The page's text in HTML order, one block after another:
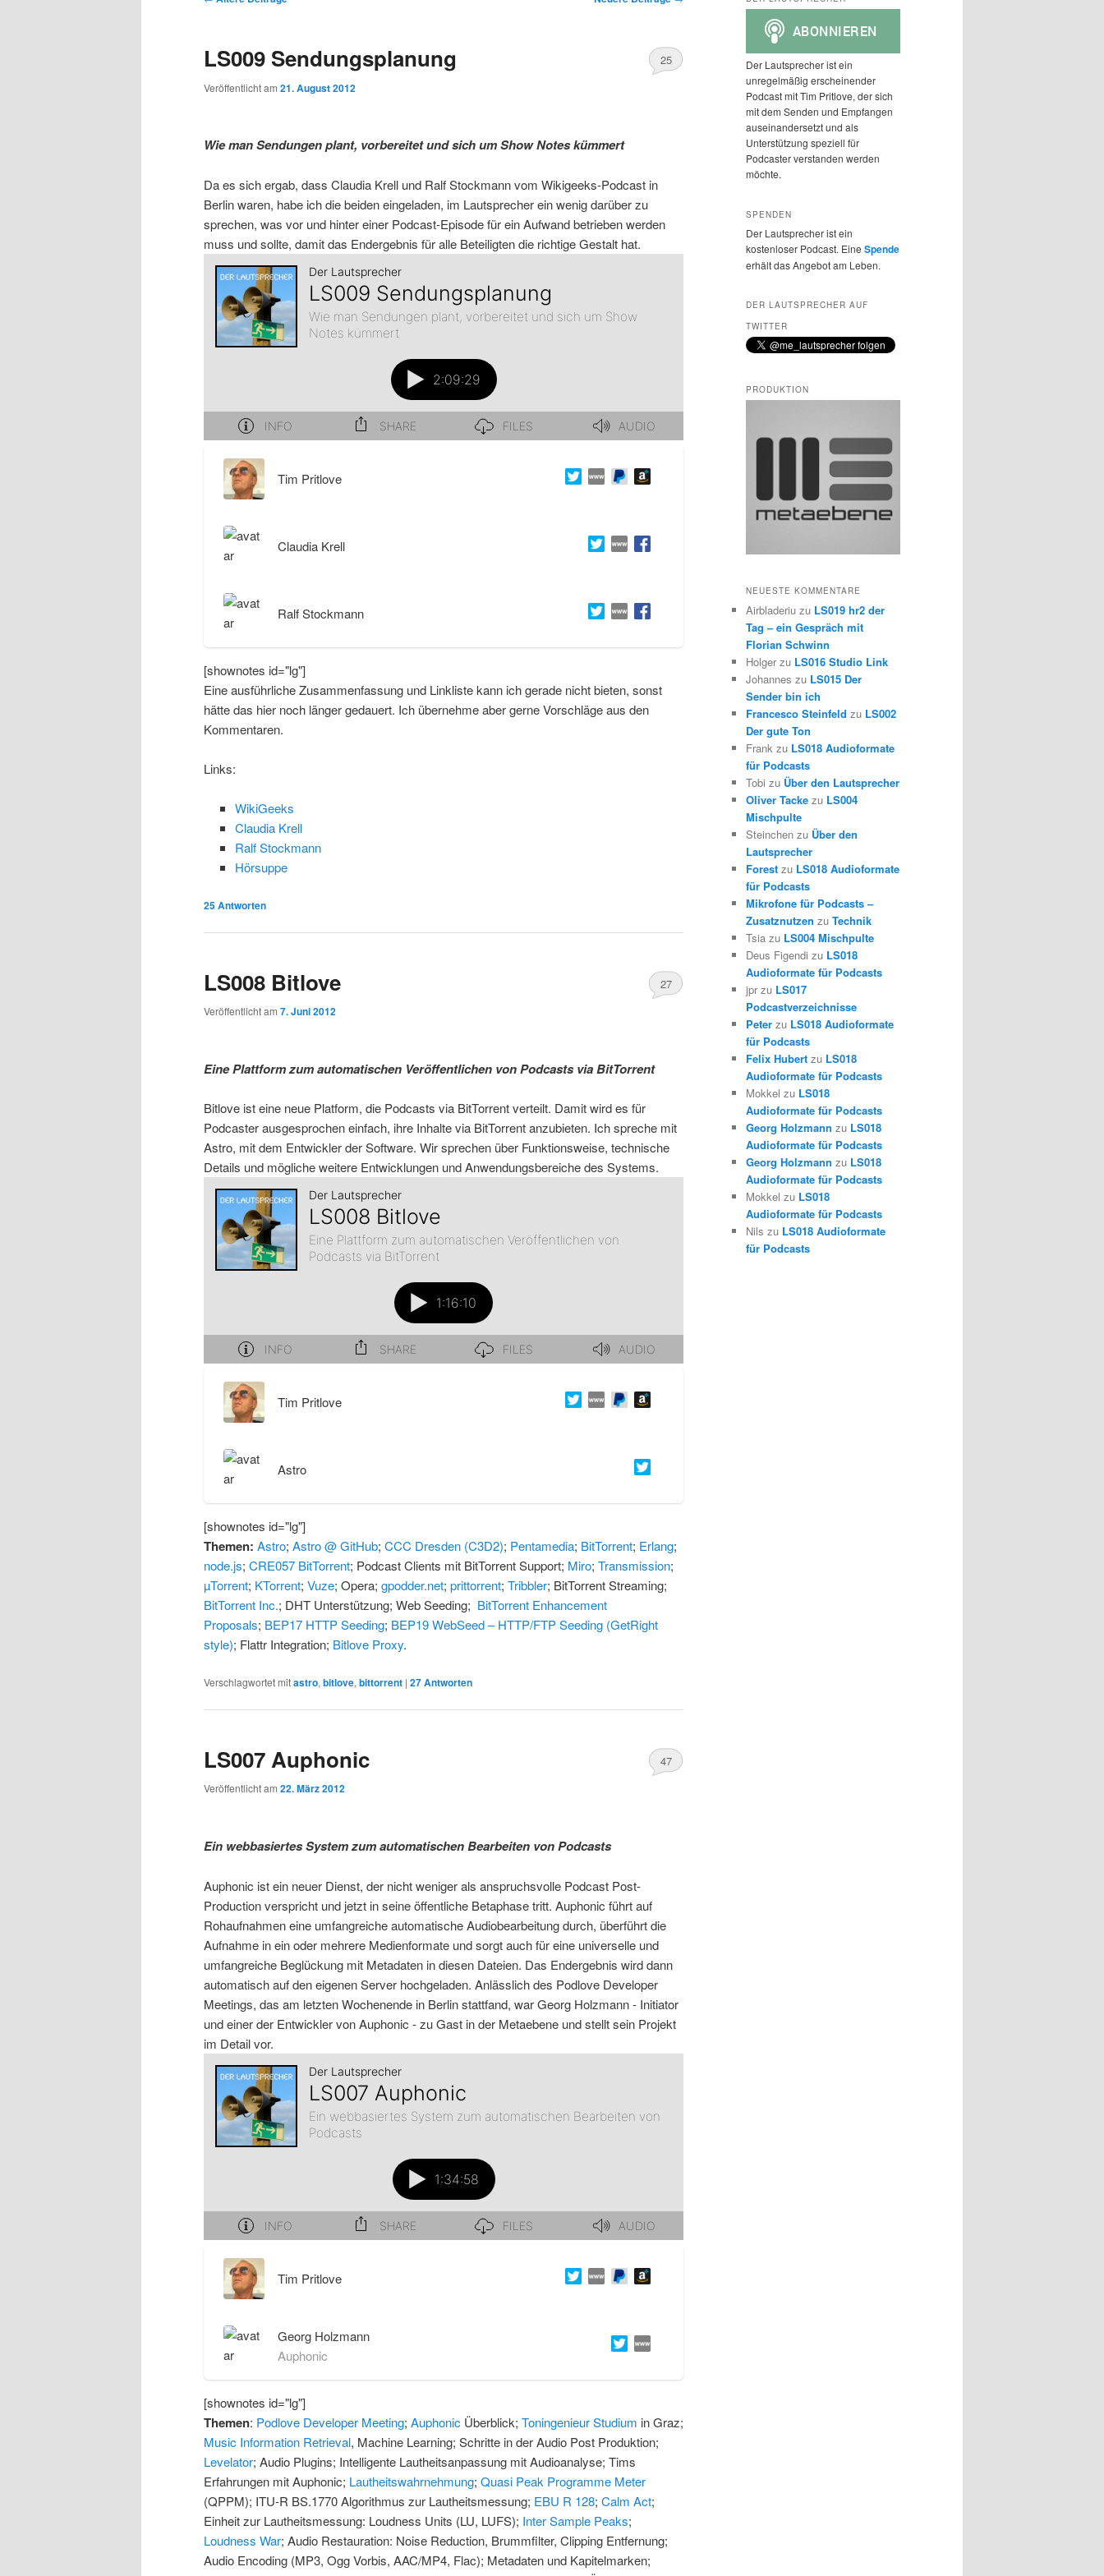
p
i
m
ä
r
e
n
h
s
p
r
g
e
n
s
k
u
n
d
ä
r
h
a
t
s
i
n
g
n
t
a
n
v
i
g
a
LS009 Sendungsplanung
Veröffentlicht am 21. August 2012
25
Wie man Sendungen plant, vorbereitet und sich um Show Notes kümmert
Da es sich ergab, dass Claudia Krell und Ralf Stockmann vom Wikigeeks-Podcast in
Berlin waren, habe ich die beiden eingeladen, im Lautsprecher ein wenig darüber zu
sprechen, was vor und hinter einer Podcast-Episode für ein Aufwand betrieben werden
muss und sollte, damit das Endergebnis für alle Beteiligten die richtige Gestalt hat.
Tim Pritlove
Claudia Krell
Ralf Stockmann
[shownotes id="lg"]
Eine ausführliche Zusammenfassung und Linkliste kann ich gerade nicht bieten, sonst
hätte das hier noch länger gedauert. Ich übernehme aber gerne Vorschläge aus den
Kommentaren.
Links:
WikiGeeks
Claudia Krell
Ralf Stockmann
Hörsuppe
25Antworten
LS008 Bitlove
Veröffentlicht am 7. Juni 2012
27
Eine Plattform zum automatischen Veröffentlichen von Podcasts via BitTorrent
Bitlove ist eine neue Platform, die Podcasts via BitTorrent verteilt. Damit wird es für
Podcaster ausgesprochen einfach, ihre Inhalte via BitTorrent anzubieten. Ich spreche mit
Astro, mit dem Entwickler der Software. Wir sprechen über Funktionsweise, technische
Details und mögliche weitere Entwicklungen und Anwendungsbereiche des Systems.
Tim Pritlove
Astro
[shownotes id="lg"]
Themen: Astro; Astro @ GitHub; CCC Dresden (C3D2); Pentamedia; BitTorrent; Erlang;
node.js; CRE057 BitTorrent; Podcast Clients mit BitTorrent Support; Miro; Transmission;
µTorrent; KTorrent; Vuze; Opera; gpodder.net; prittorrent; Tribbler; BitTorrent Streaming;
BitTorrent Inc.; DHT Unterstützung; Web Seeding; BitTorrent Enhancement
Proposals; BEP17 HTTP Seeding; BEP19 WebSeed – HTTP/FTP Seeding (GetRight
style); Flattr Integration; Bitlove Proxy.
Verschlagwortet mitastro, bitlove, bittorrent | 27Antworten
LS007 Auphonic
Veröffentlicht am 22. März 2012
47
Ein webbasiertes System zum automatischen Bearbeiten von Podcasts
Auphonic ist ein neuer Dienst, der nicht weniger als anspruchsvolle Podcast Post-
Production verspricht und jetzt in seine öffentliche Betaphase tritt. Auphonic führt auf
Rohaufnahmen eine umfangreiche automatische Audiobearbeitung durch, überführt die
Aufnahme in ein oder mehrere Medienformate und sorgt auch für eine universelle und
umfangreiche Beglückung mit Metadaten in diesen Dateien. Das Endergebnis wird dann
automatisch auf den eigenen Server hochgeladen. Anlässlich des Podlove Developer
Meetings, das am letzten Wochenende in Berlin stattfand, war Georg Holzmann - Initiator
und einer der Entwickler von Auphonic - zu Gast in der Metaebene und stellt sein Projekt
im Detail vor.
Tim Pritlove
Georg Holzmann
Auphonic
[shownotes id="lg"]
Themen: Podlove Developer Meeting; Auphonic Überblick; Toningenieur Studium in Graz;
Music Information Retrieval, Machine Learning; Schritte in der Audio Post Produktion;
Levelator; Audio Plugins; Intelligente Lautheitsanpassung mit Audioanalyse; Tims
Erfahrungen mit Auphonic; Lautheitswahrnehmung; Quasi Peak Programme Meter
(QPPM); ITU-R BS.1770 Algorithmus zur Lautheitsmessung; EBU R 128; Calm Act;
Einheit zur Lautheitsmessung: Loudness Units (LU, LUFS); Inter Sample Peaks;
Loudness War; Audio Restauration: Noise Reduction, Brummfilter, Clipping Entfernung;
Audio Encoding (MP3, Ogg Vorbis, AAC/MP4, Flac); Metadaten und Kapitelmarken;
Der Lautsprecher ist ein
unregelmäßig erscheinender
Podcast mit Tim Pritlove, der sich
mit dem Senden und Empfangen
auseinandersetzt und als
Unterstützung speziell für
Podcaster verstanden werden
möchte.
SPENDEN
Der Lautsprecher ist ein
kostenloser Podcast. Eine Spende
erhält das Angebot am Leben.
DER LAUTSPRECHER AUF
TWITTER
PRODUKTION
NEUESTE KOMMENTARE
Airbladeriu zu LS019 hr2 der
Tag – ein Gespräch mit
Florian Schwinn
Holger zu LS016 Studio Link
Johannes zu LS015 Der
Sender bin ich
Francesco Steinfeld zu LS002
Der gute Ton
Frank zu LS018 Audioformate
für Podcasts
Tobi zu Über den Lautsprecher
Oliver Tacke zu LS004
Mischpulte
Steinchen zu Über den
Lautsprecher
Forest zu LS018 Audioformate
für Podcasts
Mikrofone für Podcasts –
Zusatznutzen zu Technik
Tsia zu LS004 Mischpulte
Deus Figendi zu LS018
Audioformate für Podcasts
jpr zu LS017
Podcastverzeichnisse
Peter zu LS018 Audioformate
für Podcasts
Felix Hubert zu LS018
Audioformate für Podcasts
Mokkel zu LS018
Audioformate für Podcasts
Georg Holzmann zu LS018
Audioformate für Podcasts
Georg Holzmann zu LS018
Audioformate für Podcasts
Mokkel zu LS018
Audioformate für Podcasts
Nils zu LS018 Audioformate
für Podcasts